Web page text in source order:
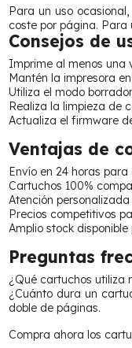
Para un uso
coste por página.
Consejos de
Imprime al menos una
Mantén la impresora
Utiliza el modo
Realiza la limpieza de
Actualiza el firmware
Ventajas de
Envío en 24 horas
Cartuchos 100%
Atención
Precios competitivos
Amplio stock
Preguntas
¿Qué cartuchos utiliza
¿Cuánto dura un
doble de páginas.
Compra ahora los